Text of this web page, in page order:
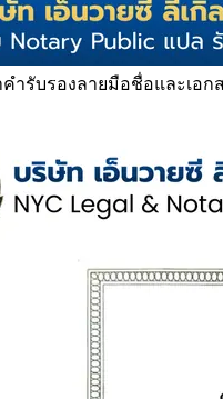
ำรับรองลายมือชื่อและเอก